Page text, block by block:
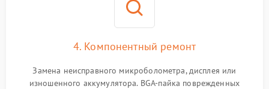
4. Компонентный ремонт
Замена неисправного микроболометра, дисплея или
изношенного аккумулятора. BGA-пайка поврежденных